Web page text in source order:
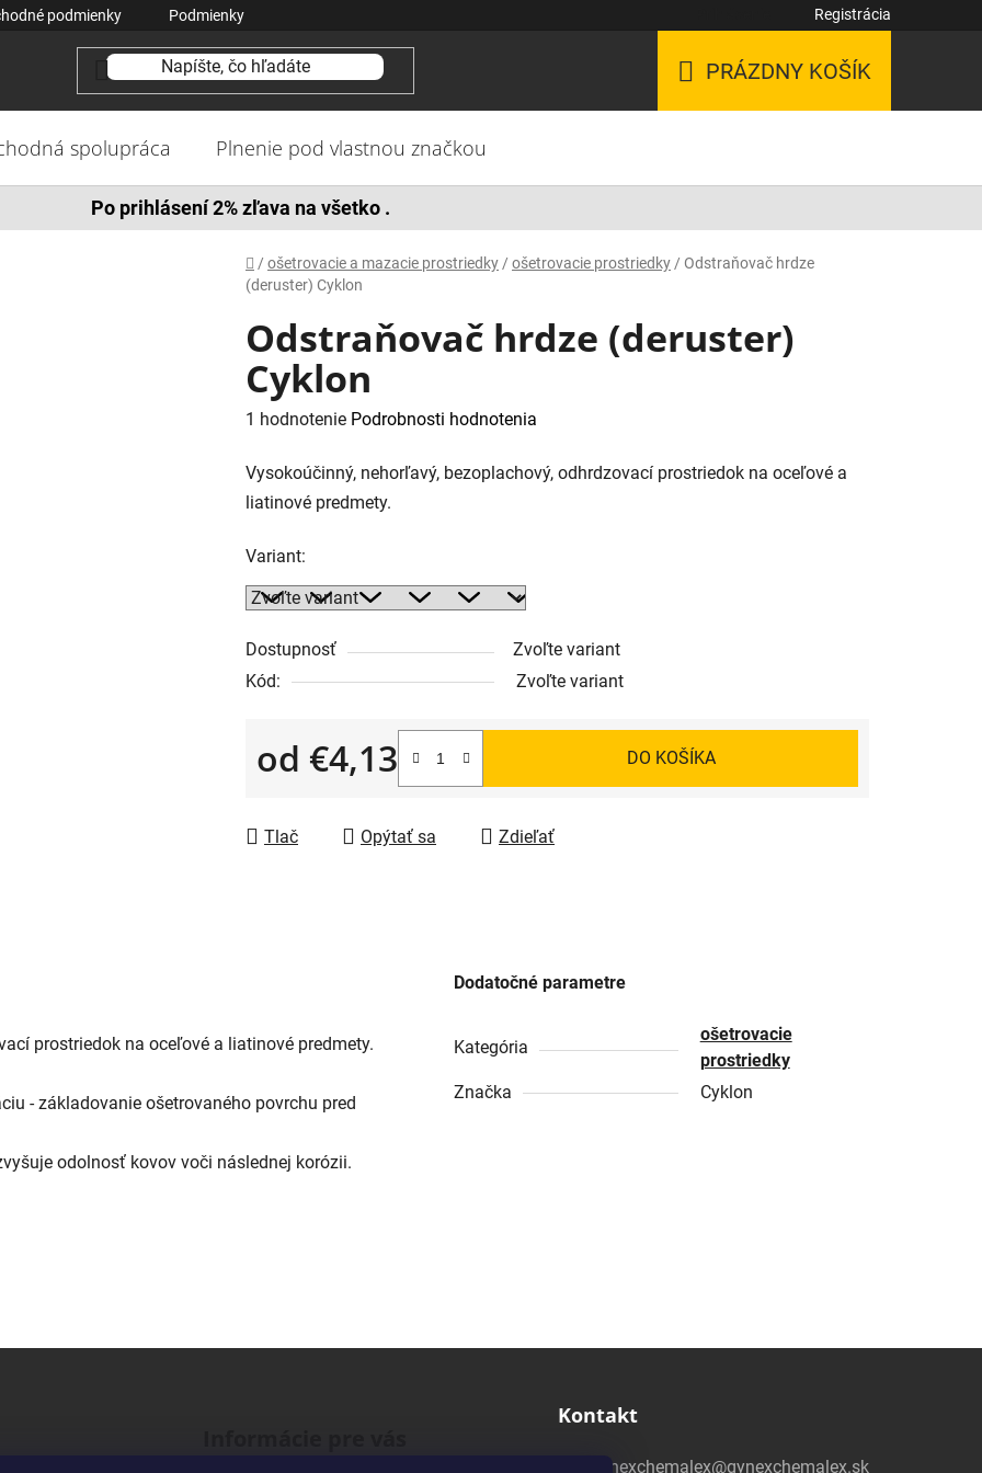
podmienky Podmienky ochrany osobných údajov Registrácia
PRÁZDNY KOŠÍK
spolupráca Plnenie pod vlastnou značkou
Po prihlásení 2% zľava na všetko .
Domov
/ ošetrovacie a mazacie prostriedky / ošetrovacie prostriedky / Odstraňovač hrdze
(deruster) Cyklon
Odstraňovač hrdze (deruster)
Cyklon
Priemerné
produktu
je
z
5
1 hodnotenie Podrobnosti hodnotenia
Vysokoúčinný, nehorľavý, bezoplachový, odhrdzovací prostriedok na oceľové a
liatinové predmety.
Variant:
Dostupnosť
Zvoľte variant
Kód:
Zvoľte variant
od €4,13 DO KOŠÍKA
Tlač Opýtať sa Zdieľať
prostriedok na oceľové a liatinové predmety.
- základovanie ošetrovaného povrchu pred
odolnosť kovov voči následnej korózii.
Dodatočné parametre
Kategória
ošetrovacie
prostriedky
Značka
Cyklon
Kontakt
gynexchemalex@gynexchemalex.sk